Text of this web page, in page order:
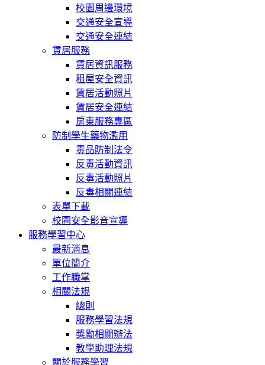
校園周邊環境
交通安全宣導
交通安全連結
賃居服務
賃居資訊服務
租屋安全資訊
賃居活動照片
賃居安全連結
房東服務專區
防制學生藥物濫用
毒品防制法令
反毒活動資訊
反毒活動照片
反毒相關連結
表單下載
校園安全影音宣導
服務學習中心
最新消息
單位簡介
工作職掌
相關法規
總則
服務學習法規
獎勵相關辦法
教學助理法規
關於服務學習